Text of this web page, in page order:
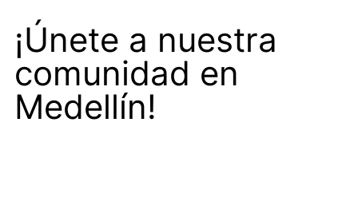
¡Únete a nuestra
comunidad en
Medellín!